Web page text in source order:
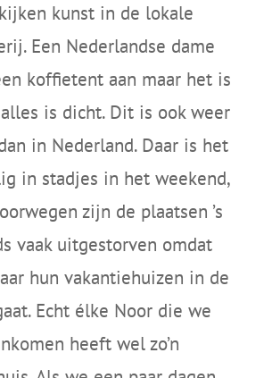
kunst in de lokale
Een Nederlandse dame
koffietent aan maar het is
is dicht. Dit is ook weer
in Nederland. Daar is het
in stadjes in het weekend,
zijn de plaatsen ’s
vaak uitgestorven omdat
hun vakantiehuizen in de
Echt élke Noor die we
heeft wel zo’n